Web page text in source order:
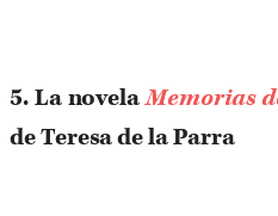
5. La novelaMemorias
de Teresa de la Parra